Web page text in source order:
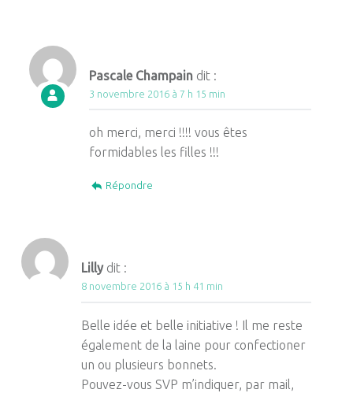
Pascale Champain dit :
3 novembre 2016 à 7 h 15 min
oh merci, merci !!!! vous êtes
formidables les filles !!!
Répondre
Lilly dit :
8 novembre 2016 à 15 h 41 min
Belle idée et belle initiative ! Il me reste
également de la laine pour confectioner
un ou plusieurs bonnets.
Pouvez-vous SVP m’indiquer, par mail,